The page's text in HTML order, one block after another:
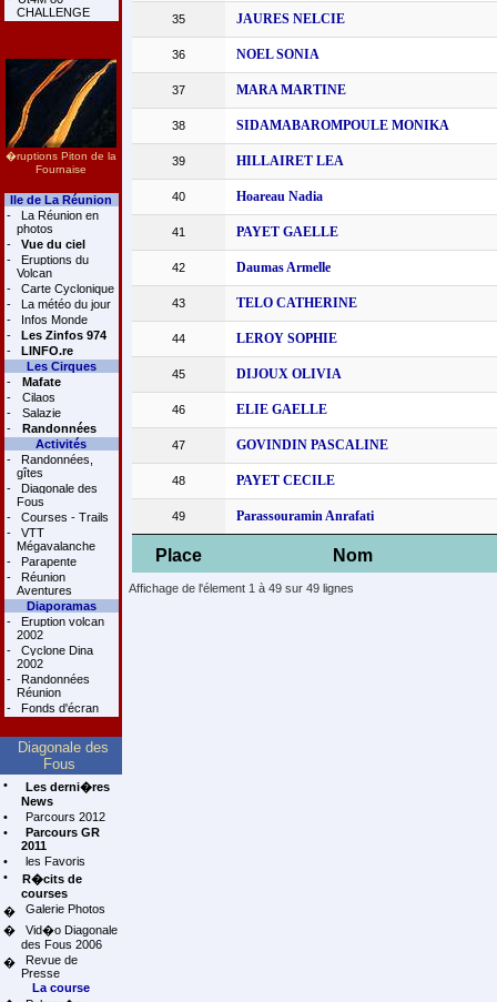
CHALLENGE
�ruptions Piton de la
Fournaise
Ile de La Réunion
-
La Réunion en
photos
-
Vue du ciel
-
Eruptions du
Volcan
-
Carte Cyclonique
-
La météo du jour
-
Infos Monde
-
Les Zinfos 974
-
LINFO.re
Les Cirques
-
Mafate
-
Cilaos
-
Salazie
-
Randonnées
Activités
-
Randonnées,
gîtes
-
Diagonale des
Fous
-
Courses - Trails
-
VTT
Mégavalanche
-
Parapente
-
Réunion
Aventures
Diaporamas
-
Eruption volcan
2002
-
Cyclone Dina
2002
-
Randonnées
Réunion
-
Fonds d'écran
Diagonale des
Fous
•
Les derni�res
News
•
Parcours 2012
•
Parcours GR
2011
•
les Favoris
•
R�cits de
courses
�
Galerie Photos
�
Vid�o Diagonale
des Fous 2006
�
Revue de
Presse
La course
Place Nom
35 JAURES NELCIE
36 NOEL SONIA
37 MARA MARTINE
38 SIDAMABAROMPOULE MONIKA
39 HILLAIRET LEA
40 Hoareau Nadia
41 PAYET GAELLE
42 Daumas Armelle
43 TELO CATHERINE
44 LEROY SOPHIE
45 DIJOUX OLIVIA
46 ELIE GAELLE
47 GOVINDIN PASCALINE
48 PAYET CECILE
49 Parassouramin Anrafati
Affichage de l'élement 1 à 49 sur 49 lignes